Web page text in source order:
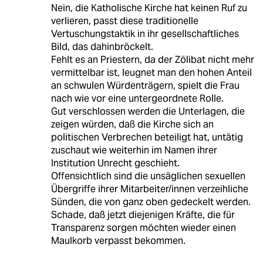
Nein, die Katholische Kirche hat keinen Ruf zu
verlieren, passt diese traditionelle
Vertuschungstaktik in ihr gesellschaftliches
Bild, das dahinbröckelt.
Fehlt es an Priestern, da der Zölibat nicht mehr
vermittelbar ist, leugnet man den hohen Anteil
an schwulen Würdenträgern, spielt die Frau
nach wie vor eine untergeordnete Rolle.
Gut verschlossen werden die Unterlagen, die
zeigen würden, daß die Kirche sich an
politischen Verbrechen beteiligt hat, untätig
zuschaut wie weiterhin im Namen ihrer
Institution Unrecht geschieht.
Offensichtlich sind die unsäglichen sexuellen
Übergriffe ihrer Mitarbeiter/innen verzeihliche
Sünden, die von ganz oben gedeckelt werden.
Schade, daß jetzt diejenigen Kräfte, die für
Transparenz sorgen möchten wieder einen
Maulkorb verpasst bekommen.